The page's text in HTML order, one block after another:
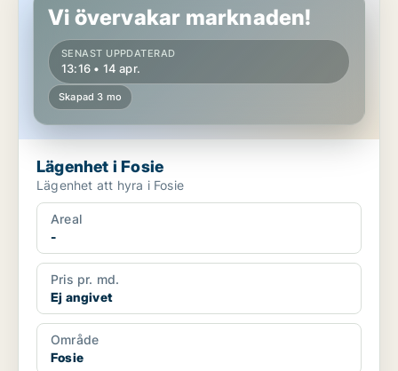
Vi övervakar marknaden!
SENAST UPPDATERAD
13:16 • 14 apr.
Skapad 3 mo
Lägenhet i Fosie
Lägenhet att hyra i Fosie
Areal
-
Pris pr. md.
Ej angivet
Område
Fosie